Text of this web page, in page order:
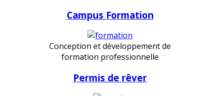
Campus Formation
Conception et développement de
formation professionnelle
Permis de rêver